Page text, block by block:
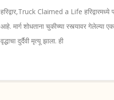
हरिद्वार,Truck Claimed a Life
आहे. मार्ग शोधताना चुकीच्या रस्त्यावर गेलेल्या
वृद्धाचा दुर्दैवी मृत्यू झाला. ही